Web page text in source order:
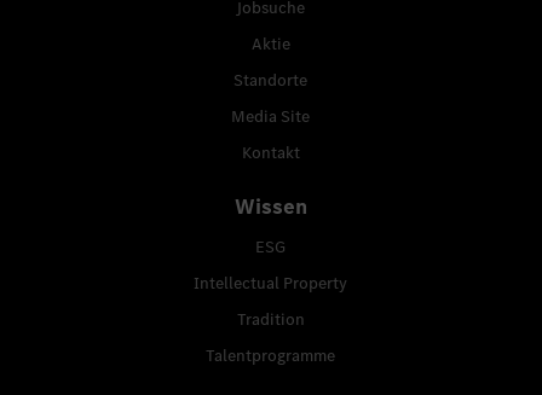
Jobsuche
Aktie
Standorte
Media Site
Kontakt
Wissen
ESG
Intellectual Property
Tradition
Talentprogramme